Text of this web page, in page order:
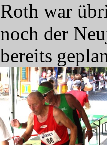
Roth war
noch der
bereits